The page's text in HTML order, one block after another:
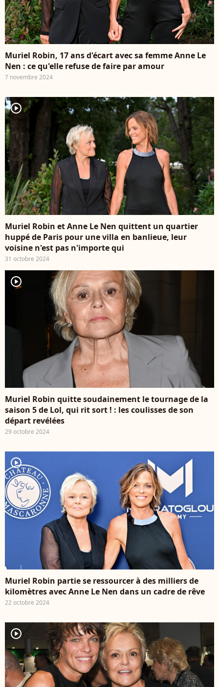
Muriel Robin, 17 ans d'écart avec sa femme Anne Le
Nen : ce qu'elle refuse de faire par amour
7 novembre 2024
player2
Muriel Robin et Anne Le Nen quittent un quartier
huppé de Paris pour une villa en banlieue, leur
voisine n'est pas n'importe qui
31 octobre 2024
player2
Muriel Robin quitte soudainement le tournage de la
saison 5 de Lol, qui rit sort ! : les coulisses de son
départ revélées
29 octobre 2024
player2
Muriel Robin partie se ressourcer à des milliers de
kilomètres avec Anne Le Nen dans un cadre de rêve
22 octobre 2024
player2